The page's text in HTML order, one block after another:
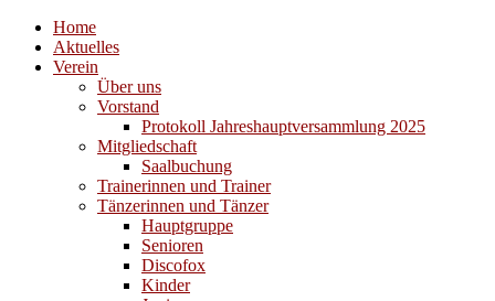
Home
Aktuelles
Verein
Über uns
Vorstand
Protokoll Jahreshauptversammlung 2025
Mitgliedschaft
Saalbuchung
Trainerinnen und Trainer
Tänzerinnen und Tänzer
Hauptgruppe
Senioren
Discofox
Kinder